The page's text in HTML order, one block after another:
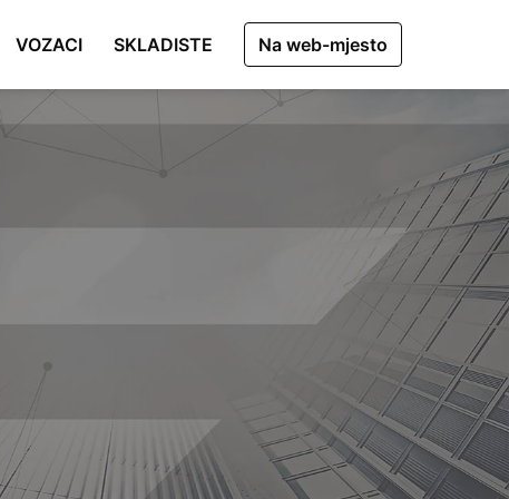
VOZACI SKLADISTE Na web-mjesto